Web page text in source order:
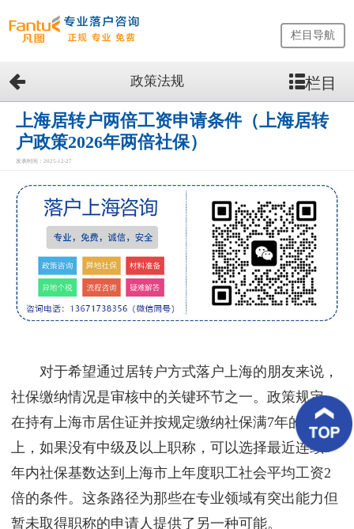
网
站
首
页
留
生
务
优
案
客
好
评
栏目导航
政策法规 栏目
上海居转户两倍工资申请条件（上海居转
户政策2026年两倍社保）
发表时间：2025-12-27
对于希望通过居转户方式落户上海的朋友来说，
社保缴纳情况是审核中的关键环节之一。政策规定，
在持有上海市居住证并按规定缴纳社保满7年的基础
上，如果没有中级及以上职称，可以选择最近连续3
年内社保基数达到上海市上年度职工社会平均工资2
倍的条件。这条路径为那些在专业领域有突出能力但
暂未取得职称的申请人提供了另一种可能。